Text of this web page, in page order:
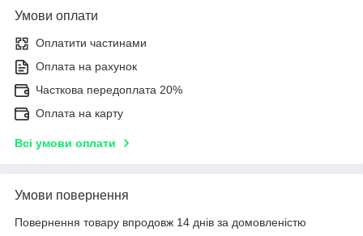
Умови оплати
Оплатити частинами
Оплата на рахунок
Часткова передоплата 20%
Оплата на карту
Всі умови оплати
Умови повернення
Повернення товару впродовж 14 днів за домовленістю